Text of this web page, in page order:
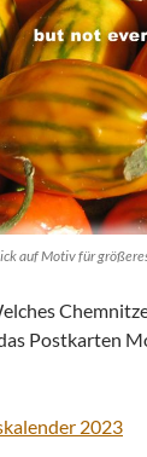
auf Motiv für
Postkarten
2023